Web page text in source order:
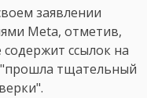
заявлении
Meta, отметив,
ссылок на
"прошла тщательный